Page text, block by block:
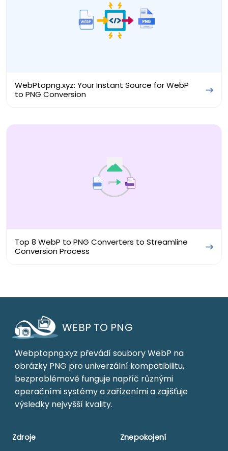
WebPtopng.xyz: Your Instant Source for WebP
to PNG Conversion
Top 8 WebP to PNG Converters to Streamline
Conversion Process
WEBP TO PNG
Webptopng.xyz převádí soubory WebP na
obrázky PNG pro univerzální kompatibilitu,
bezproblémově funguje napříč různými
operačními systémy a zařízeními a zajišťuje
výsledky nejvyšší kvality.
Zdroje Znepokojení